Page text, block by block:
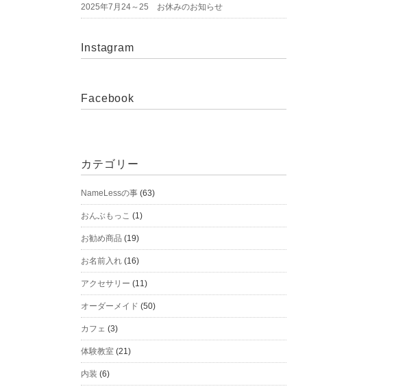
2025年7月24～25 お休みのお知らせ
Instagram
Facebook
カテゴリー
NameLessの事 (63)
おんぶもっこ (1)
お勧め商品 (19)
お名前入れ (16)
アクセサリー (11)
オーダーメイド (50)
カフェ (3)
体験教室 (21)
内装 (6)